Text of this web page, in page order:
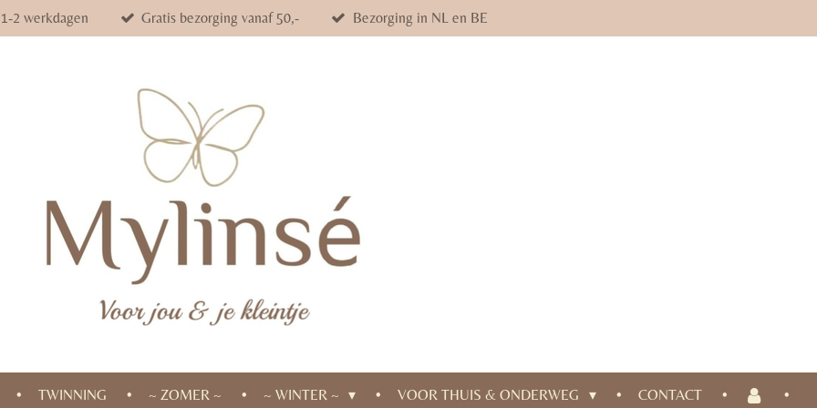
2 werkdagen Gratis bezorging vanaf 50,- Bezorging in NL en BE
TWINNING ~ ZOMER ~ ~ WINTER ~ VOOR THUIS & ONDERWEG CONTACT